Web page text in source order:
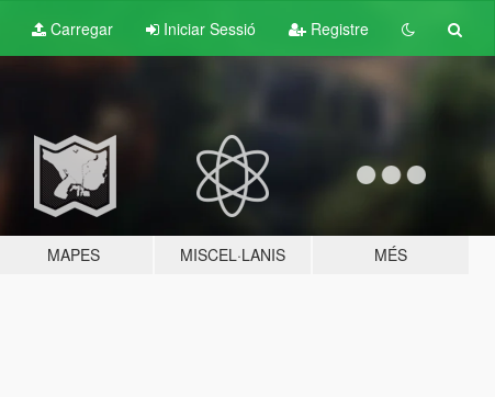
Carregar Iniciar Sessió Registre
MAPES MISCEL·LANIS MÉS